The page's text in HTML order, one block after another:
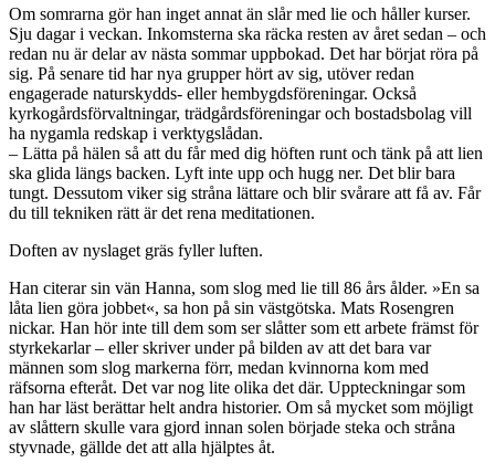
Om somrarna gör han inget annat än slår med lie och håller kurser.
Sju dagar i veckan. Inkomsterna ska räcka resten av året sedan – och
redan nu är delar av nästa sommar uppbokad. Det har börjat röra på
sig. På senare tid har nya grupper hört av sig, utöver redan
engagerade naturskydds- eller hembygdsföreningar. Också
kyrkogårdsförvaltningar, trädgårdsföreningar och bostadsbolag vill
ha nygamla redskap i verktygslådan.
– Lätta på hälen så att du får med dig höften runt och tänk på att lien
ska glida längs backen. Lyft inte upp och hugg ner. Det blir bara
tungt. Dessutom viker sig stråna lättare och blir svårare att få av. Får
du till tekniken rätt är det rena meditationen.
Doften av nyslaget gräs fyller luften.
Han citerar sin vän Hanna, som slog med lie till 86 års ålder. »En sa
låta lien göra jobbet«, sa hon på sin västgötska. Mats Rosengren
nickar. Han hör inte till dem som ser slåtter som ett arbete främst för
styrkekarlar – eller skriver under på bilden av att det bara var
männen som slog markerna förr, medan kvinnorna kom med
räfsorna efteråt. Det var nog lite olika det där. Uppteckningar som
han har läst berättar helt andra historier. Om så mycket som möjligt
av slåttern skulle vara gjord innan solen började steka och stråna
styvnade, gällde det att alla hjälptes åt.